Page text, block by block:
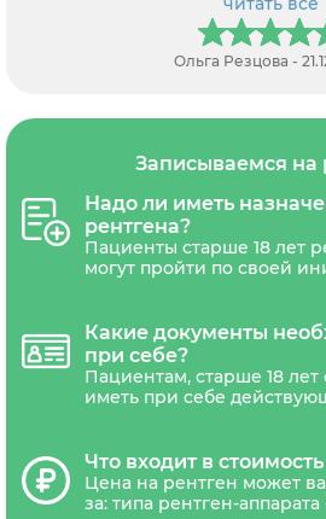
итоге только через вас нашли
Оператор все рассказала, как,
потребуются. Спасибо
Ольга Резцова -
Записываемся на
Надо ли иметь
рентгена?
Пациенты старше 18 лет
могут пройти по своей
назначение с печатью и
лечащего врача.
Какие документы
при себе?
Пациентам, старше 18 лет
иметь при себе
должны сопровождаться
представителем(один из
законный представитель
Что входит в
Цена на рентген может
за: типа рентген-